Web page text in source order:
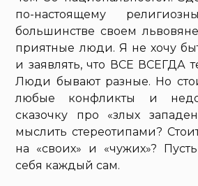
по-настоящему
большинстве своем
приятные люди. Я не хочу
и заявлять, что ВСЕ ВСЕГДА
Люди бывают разные. Но
любые конфликты и
сказочку про «злых
мыслить стереотипами?
на «своих» и «чужих»?
себя каждый сам.